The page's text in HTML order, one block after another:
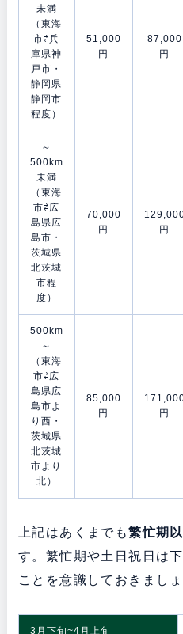
未満
（東海
市⇄兵
庫県神
戸市・
静岡県
静岡市
程度）
51,000
円
87,000
円
～
500km
未満
（東海
市⇄広
島県広
島市・
茨城県
北茨城
市程
度）
70,000
円
円
500km
～
（東海
市⇄広
島県広
島市よ
り西・
茨城県
北茨城
市より
北）
85,000
円
円
上記はあくまでも繁忙期
す。繁忙期や土日祝日は
ことを意識しておきましょ
3月下旬~4月上旬